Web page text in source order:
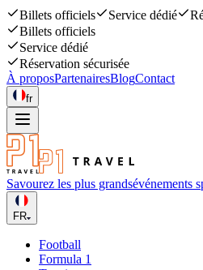
Billets officiels Service dédié
Billets officiels
Service dédié
Réservation sécurisée
À proposPartenairesBlogContact
fr
Savourez les plus grandsévénements
FR
Football
Formula 1